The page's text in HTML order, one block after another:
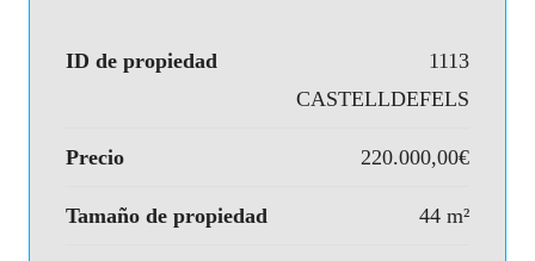
ID de propiedad
1113
CASTELLDEFELS
Precio 220.000,00€
Tamaño de propiedad 44 m²